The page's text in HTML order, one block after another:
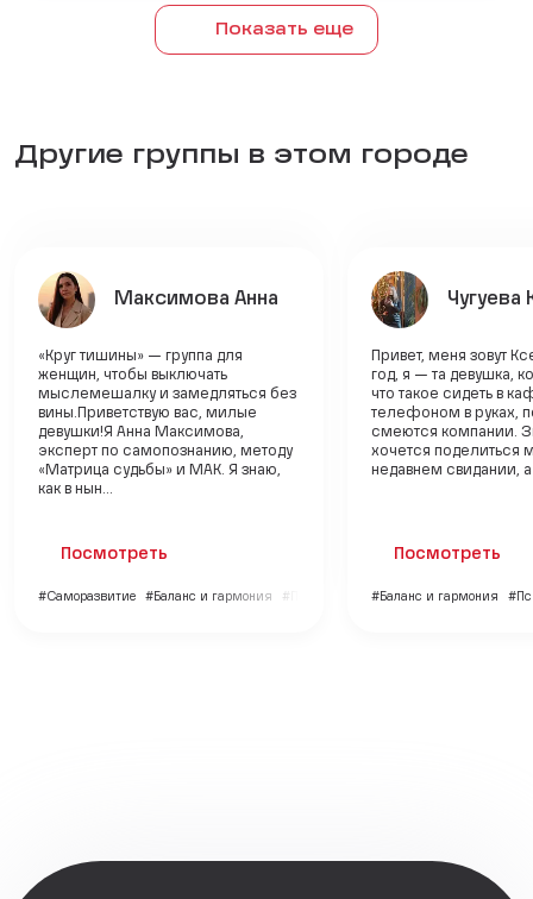
Показать еще
Другие группы в этом городе
Максимова Анна
«Круг тишины» — группа для
женщин, чтобы выключать
мыслемешалку и замедляться без
вины.Приветствую вас, милые
девушки!Я Анна Максимова,
эксперт по самопознанию, методу
«Матрица судьбы» и МАК. Я знаю,
как в нын...
Посмотреть
#Саморазвитие #Баланс и гармония #Психология
Чугуева
Привет, меня зовут
год, я — та девушка,
что такое сидеть в
телефоном в руках,
смеются компании.
хочется поделиться
недавнем свидании, а
Посмотреть
#Баланс и гармония